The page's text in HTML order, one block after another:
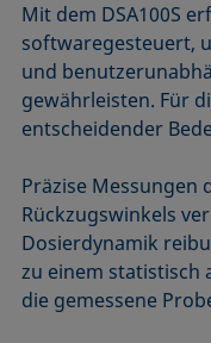
Mit dem DSA100S
softwaregesteuert,
und
gewährleisten. Für
entscheidender
Präzise Messungen
Rückzugswinkels
Dosierdynamik
zu einem
die gemessene